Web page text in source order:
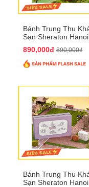
Bánh Trung Thu
Sạn Sheraton Hanoi
890,000đ 890,000₫
Bánh Trung Thu
Sạn Sheraton Hanoi